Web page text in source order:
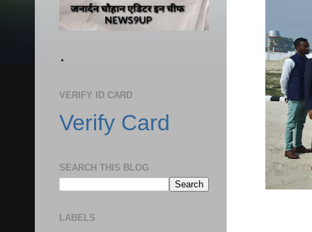
.
VERIFY ID CARD
Verify Card
SEARCH THIS BLOG
LABELS